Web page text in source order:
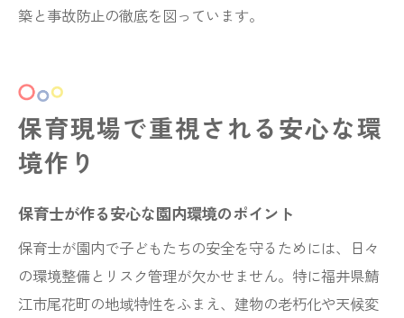
築と事故防止の徹底を図っています。
保育現場で重視される安心な環
境作り
保育士が作る安心な園内環境のポイント
保育士が園内で子どもたちの安全を守るためには、日々
の環境整備とリスク管理が欠かせません。特に福井県鯖
江市尾花町の地域特性をふまえ、建物の老朽化や天候変